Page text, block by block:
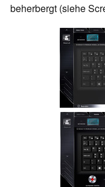
beherbergt (siehe